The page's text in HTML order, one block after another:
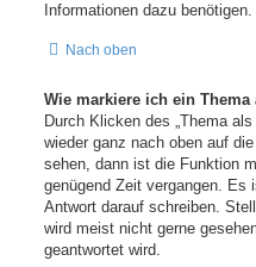
Informationen dazu benötigen.
Nach oben
Wie markiere ich ein Thema
Durch Klicken des „Thema
wieder ganz nach oben auf
sehen, dann ist die Funktion
genügend Zeit vergangen. Es
Antwort darauf schreiben.
wird meist nicht gerne
geantwortet wird.